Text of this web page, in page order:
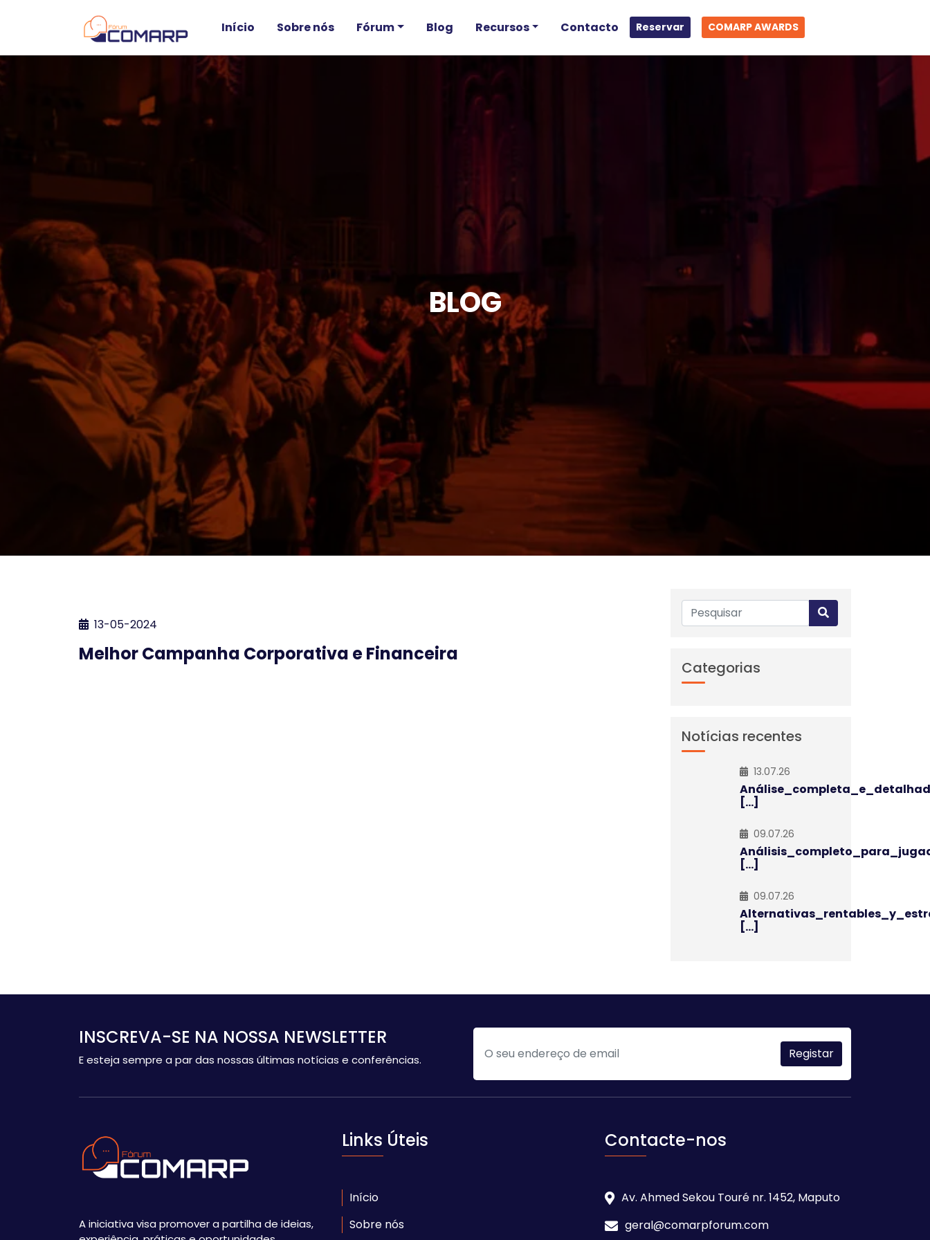
Início Sobre nós Fórum Blog Recursos Contacto Reservar COMARP AWARDS
BLOG
13-05-2024
Melhor Campanha Corporativa e Financeira
Categorias
Notícias recentes
13.07.26
[...]
09.07.26
[...]
09.07.26
[...]
INSCREVA-SE NA NOSSA NEWSLETTER
E esteja sempre a par das nossas últimas notícias e conferências.
A iniciativa visa promover a partilha de ideias,
Links Úteis
Início
Sobre nós
Contacte-nos
Av. Ahmed Sekou Touré nr. 1452, Maputo
geral@comarpforum.com